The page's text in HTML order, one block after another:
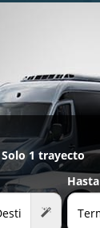
Solo 1 trayecto
Hasta